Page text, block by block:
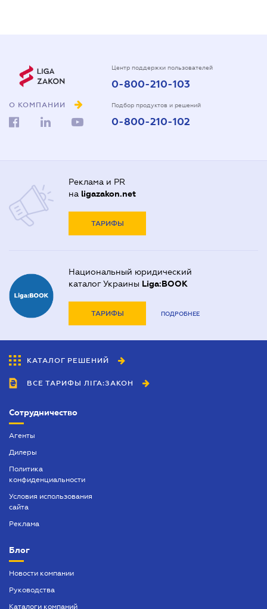
О КОМПАНИИ
Центр поддержки пользователей
0-800-210-103
Подбор продуктов и решений
0-800-210-102
Реклама и PR
на ligazakon.net
ТАРИФЫ
Национальный юридический
каталог Украины Liga:BOOK
ТАРИФЫ ПОДРОБНЕЕ
КАТАЛОГ РЕШЕНИЙ
ВСЕ ТАРИФЫ ЛІГА:ЗАКОН
Сотрудничество
Агенты
Дилеры
Политика
конфиденциальности
Условия использования
сайта
Реклама
Блог
Новости компании
Руководства
Каталоги компаний